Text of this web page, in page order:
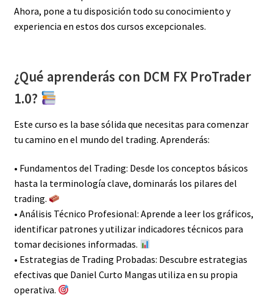
Ahora, pone a tu disposición todo su conocimiento y
experiencia en estos dos cursos excepcionales.
¿Qué aprenderás con DCM FX ProTrader
1.0?
Este curso es la base sólida que necesitas para comenzar
tu camino en el mundo del trading. Aprenderás:
• Fundamentos del Trading: Desde los conceptos básicos
hasta la terminología clave, dominarás los pilares del
trading.
• Análisis Técnico Profesional: Aprende a leer los gráficos,
identificar patrones y utilizar indicadores técnicos para
tomar decisiones informadas.
• Estrategias de Trading Probadas: Descubre estrategias
efectivas que Daniel Curto Mangas utiliza en su propia
operativa.